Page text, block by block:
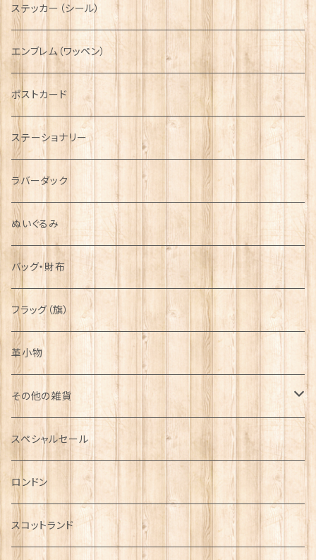
ファッションマスク
その他テーブルウェア
動物＆植物
国旗＆紋章
音楽＆楽器
運動＆人物
シンボル
NAVY
AIRFORCE
ピューター
ステッカー（シール）
エンブレム（ワッペン）
ポストカード
ステーショナリー
ラバーダック
ぬいぐるみ
バッグ・財布
フラッグ（旗）
革小物
その他の雑貨
ミニカー
チャーム
犬グッズ
スペシャルセール
ロンドン
スコットランド